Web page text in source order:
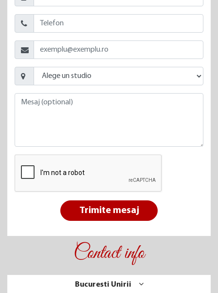
Trimite mesaj
Contact info
Bucuresti Unirii